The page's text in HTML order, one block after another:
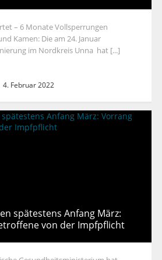
– 6 Monate Vollsperrungen
Kamen: Die am 24. Januar
im Nordkreis Unna hat [...]
4. Februar 2022
spätestens Anfang März:
von der Impfpflicht